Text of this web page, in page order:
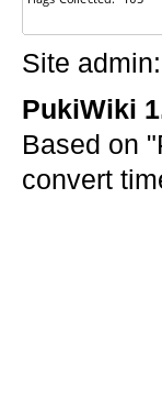
Site admin:
PukiWiki
Based on
convert